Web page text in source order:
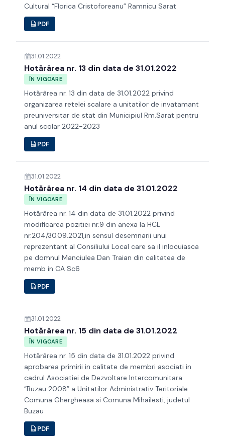
Cultural “Florica Cristoforeanu” Ramnicu Sarat
PDF
31.01.2022
Hotărârea nr. 13 din data de 31.01.2022
ÎN VIGOARE
Hotărârea nr. 13 din data de 31.01.2022 privind
organizarea retelei scalare a unitatilor de invatamant
preuniversitar de stat din Municipiul Rm.Sarat pentru
anul scolar 2022-2023
PDF
31.01.2022
Hotărârea nr. 14 din data de 31.01.2022
ÎN VIGOARE
Hotărârea nr. 14 din data de 31.01.2022 privind
modificarea pozitiei nr.9 din anexa la HCL
nr.204/30.09.2021,in sensul desemnarii unui
reprezentant al Consiliului Local care sa il inlocuiasca
pe domnul Manciulea Dan Traian din calitatea de
memb in CA Sc6
PDF
31.01.2022
Hotărârea nr. 15 din data de 31.01.2022
ÎN VIGOARE
Hotărârea nr. 15 din data de 31.01.2022 privind
aprobarea primirii in calitate de membri asociati in
cadrul Asociatiei de Dezvoltare Intercomunitara
“Buzau 2008” a Unitatilor Administrativ Teritoriale
Comuna Ghergheasa si Comuna Mihailesti, judetul
Buzau
PDF